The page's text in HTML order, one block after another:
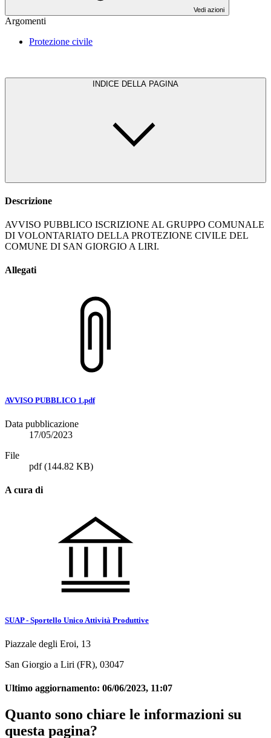
Vedi azioni
Argomenti
Protezione civile
INDICE DELLA PAGINA
Descrizione
AVVISO PUBBLICO ISCRIZIONE AL GRUPPO COMUNALE
DI VOLONTARIATO DELLA PROTEZIONE CIVILE DEL
COMUNE DI SAN GIORGIO A LIRI.
Allegati
AVVISO PUBBLICO 1.pdf
Data pubblicazione
17/05/2023
File
pdf(144.82 KB)
A cura di
SUAP - Sportello Unico Attività Produttive
Piazzale degli Eroi, 13
San Giorgio a Liri (FR), 03047
Ultimo aggiornamento: 06/06/2023, 11:07
Quanto sono chiare le informazioni su
questa pagina?